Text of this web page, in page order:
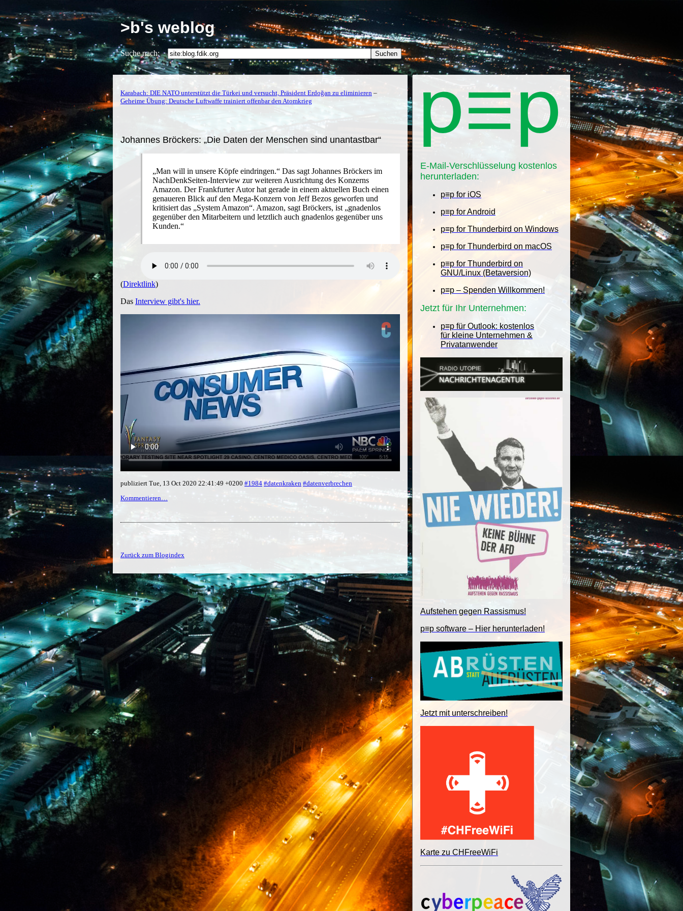
>b's weblog
Suche nach:
E-Mail-Verschlüsselung kostenlos
herunterladen:
p≡p for iOS
p≡p for Android
p≡p for Thunderbird on Windows
p≡p for Thunderbird on macOS
p≡p for Thunderbird on
GNU/Linux (Betaversion)
p≡p – Spenden Willkommen!
Jetzt für Ihr Unternehmen:
p≡p für Outlook: kostenlos
für kleine Unternehmen &
Privatanwender
Aufstehen gegen Rassismus!
p≡p software – Hier herunterladen!
Jetzt mit unterschreiben!
Karte zu CHFreeWiFi
Karabach: DIE NATO unterstützt die Türkei und versucht, Präsident Erdoğan zu eliminieren –
Geheime Übung: Deutsche Luftwaffe trainiert offenbar den Atomkrieg
Johannes Bröckers: „Die Daten der Menschen sind unantastbar“
„Man will in unsere Köpfe eindringen.“ Das sagt Johannes Bröckers im
NachDenkSeiten-Interview zur weiteren Ausrichtung des Konzerns
Amazon. Der Frankfurter Autor hat gerade in einem aktuellen Buch einen
genaueren Blick auf den Mega-Konzern von Jeff Bezos geworfen und
kritisiert das „System Amazon“. Amazon, sagt Bröckers, ist „gnadenlos
gegenüber den Mitarbeitern und letztlich auch gnadenlos gegenüber uns
Kunden.“
(Direktlink)
Das Interview gibt's hier.
publiziert Tue, 13 Oct 2020 22:41:49 +0200 #1984 #datenkraken #datenverbrechen
Kommentieren…
Zurück zum Blogindex